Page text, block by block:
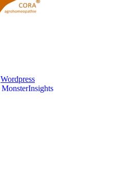
Wordpress